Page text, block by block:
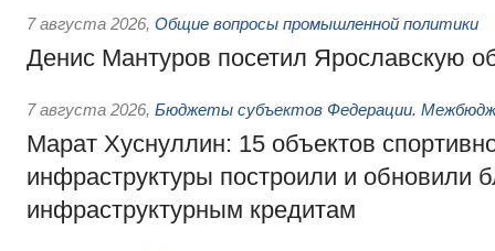
7 августа 2026, Общие вопросы промышленной политики
Денис Мантуров посетил Ярославскую
7 августа 2026, Бюджеты субъектов Федерации.
Марат Хуснуллин: 15 объектов
инфраструктуры построили и обновили
инфраструктурным кредитам